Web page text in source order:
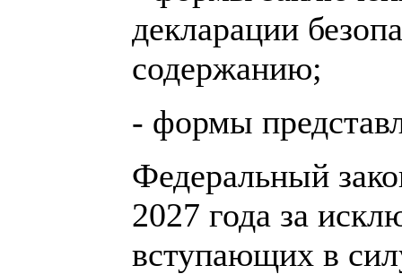
декларации
содержанию;
- формы
Федеральный
2027 года за
вступающих в